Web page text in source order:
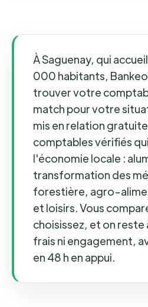
À Saguenay, qui
000 habitants,
trouver votre
match pour votre
mis en relation
comptables vérifiés
l'économie locale :
transformation des
forestière, agro-
et loisirs. Vous
choisissez, et on reste
frais ni engagement,
en 48 h en appui.